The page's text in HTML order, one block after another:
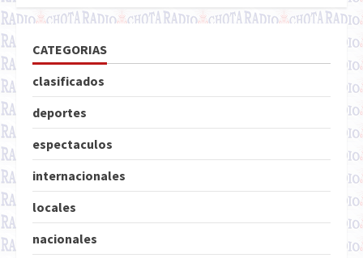
CATEGORIAS
clasificados
deportes
espectaculos
internacionales
locales
nacionales